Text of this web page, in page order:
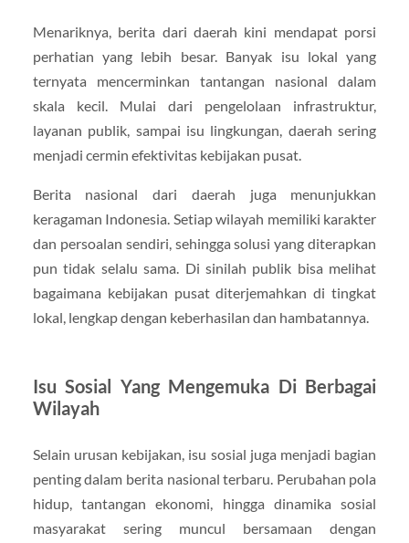
Menariknya, berita dari daerah kini mendapat porsi
perhatian yang lebih besar. Banyak isu lokal yang
ternyata mencerminkan tantangan nasional dalam
skala kecil. Mulai dari pengelolaan infrastruktur,
layanan publik, sampai isu lingkungan, daerah sering
menjadi cermin efektivitas kebijakan pusat.
Berita nasional dari daerah juga menunjukkan
keragaman Indonesia. Setiap wilayah memiliki karakter
dan persoalan sendiri, sehingga solusi yang diterapkan
pun tidak selalu sama. Di sinilah publik bisa melihat
bagaimana kebijakan pusat diterjemahkan di tingkat
lokal, lengkap dengan keberhasilan dan hambatannya.
Isu Sosial Yang Mengemuka Di Berbagai
Wilayah
Selain urusan kebijakan, isu sosial juga menjadi bagian
penting dalam berita nasional terbaru. Perubahan pola
hidup, tantangan ekonomi, hingga dinamika sosial
masyarakat sering muncul bersamaan dengan